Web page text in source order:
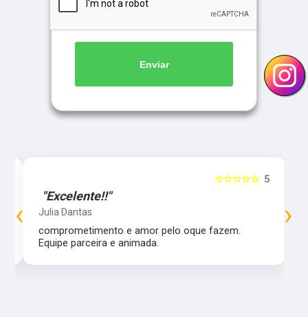
Enviar
5
☆☆☆☆☆
"Excelente!!"
Julia Dantas
comprometimento e amor pelo oque fazem.
Equipe parceira e animada.
‹ ›